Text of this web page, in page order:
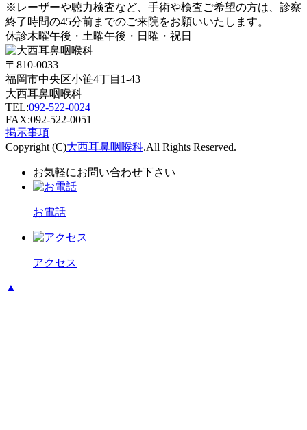
※レーザーや聴力検査など、手術や検査ご希望の方は、診察
終了時間の45分前までのご来院をお願いいたします。
休診木曜午後・土曜午後・日曜・祝日
〒810-0033
福岡市中央区小笹4丁目1-43
大西耳鼻咽喉科
TEL:092-522-0024
FAX:092-522-0051
掲示事項
Copyright (C)大西耳鼻咽喉科.All Rights Reserved.
お気軽にお問い合わせ下さい
お電話
アクセス
▲